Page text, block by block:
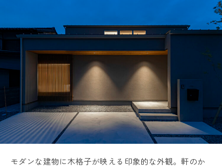
モダンな建物に木格子が映える印象的な外観。軒のか